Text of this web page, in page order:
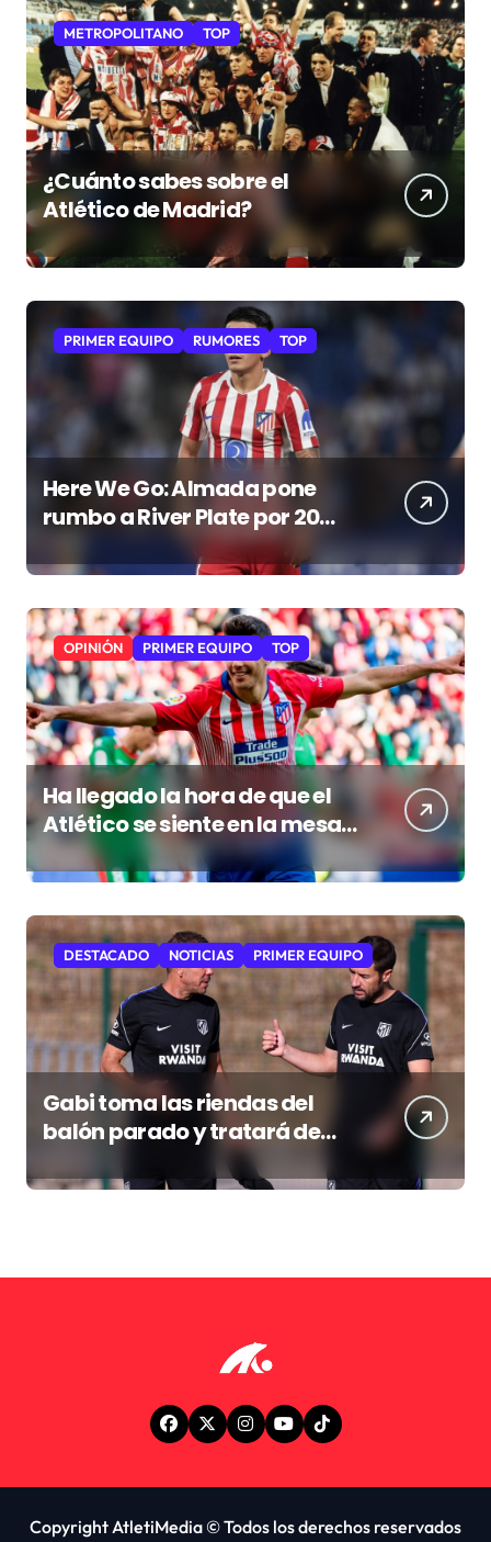
METROPOLITANO TOP
¿Cuánto sabes sobre el
Atlético de Madrid?
PRIMER EQUIPO RUMORES TOP
Here We Go: Almada pone
rumbo a River Plate por 20
millones de euros
OPINIÓN PRIMER EQUIPO TOP
Ha llegado la hora de que el
Atlético se siente en la mesa
de los grandes
DESTACADO NOTICIAS PRIMER EQUIPO
Gabi toma las riendas del
balón parado y tratará de
resucitar una faceta que
Simeone desea recuperar
Copyright AtletiMedia © Todos los derechos reservados